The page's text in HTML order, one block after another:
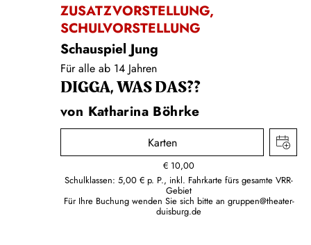
ZUSATZVORSTELLUNG,
SCHULVORSTELLUNG
Schauspiel Jung
Für alle ab 14 Jahren
DIGGA, WAS DAS??
von Katharina Böhrke
Karten
€ 10,00
Schulklassen: 5,00 € p. P., inkl. Fahrkarte fürs gesamte VRR-
Gebiet
Für Ihre Buchung wenden Sie sich bitte an gruppen@theater-
duisburg.de